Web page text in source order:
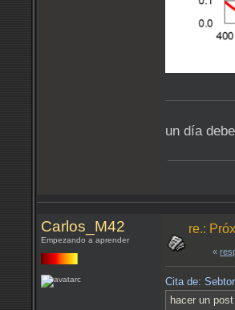
un día
Carlos_M42
Empezando a aprender
re.:
«
Cita de:
hacer un